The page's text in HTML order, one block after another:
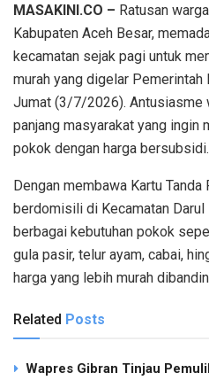
MASAKINI.CO – Ratusan
Kabupaten Aceh Besar,
kecamatan sejak pagi untuk
murah yang digelar Pemerintah
Jumat (3/7/2026). Antusiasme
panjang masyarakat yang ingin
pokok dengan harga bersubsidi.
Dengan membawa Kartu
berdomisili di Kecamatan
berbagai kebutuhan pokok
gula pasir, telur ayam, cabai,
harga yang lebih murah
Related Posts
Wapres Gibran Tinjau